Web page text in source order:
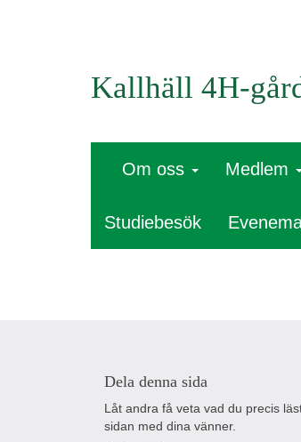
Kallhäll 4H-
Om oss Medlem
Studiebesök
Dela denna sida
Låt andra få veta vad du precis
sidan med dina vänner.